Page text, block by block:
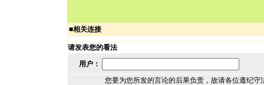
■相关连接
请发表您的看法
用户：
您要为您所发的言论的后果负责，故请各位遵纪守